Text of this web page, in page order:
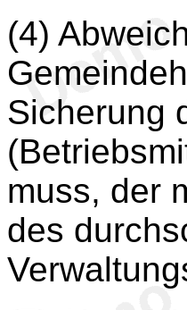
(4)
Sicherung
muss, der
des